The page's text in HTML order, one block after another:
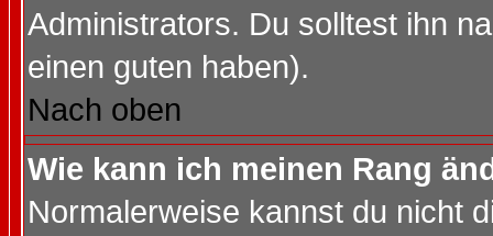
Administrators. Du solltest ihn
einen guten haben).
Nach oben
Wie kann ich meinen Rang
Normalerweise kannst du nicht